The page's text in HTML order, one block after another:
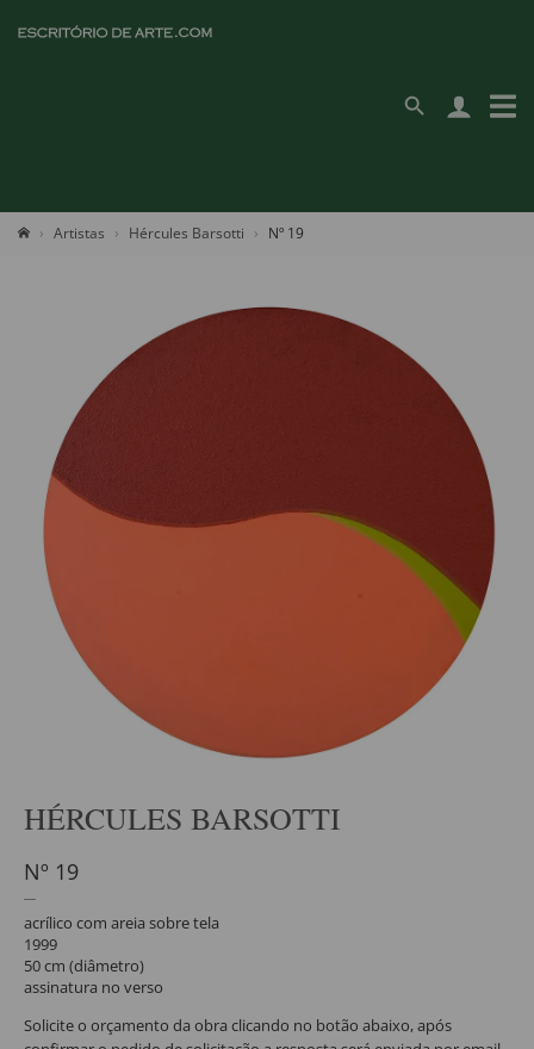
Artistas Hércules Barsotti Nº 19
HÉRCULES BARSOTTI
Nº 19
acrílico com areia sobre tela
1999
50 cm (diâmetro)
assinatura no verso
Solicite o orçamento da obra clicando no botão abaixo, após